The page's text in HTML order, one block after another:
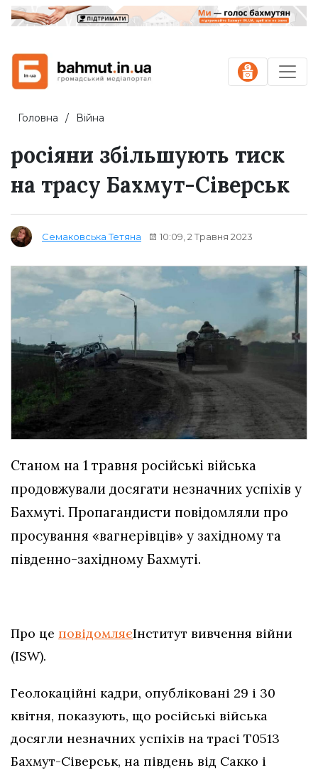
Головна Війна
росіяни збільшують тиск
на трасу Бахмут-Сіверськ
Семаковська Тетяна 10:09, 2 Травня 2023
Станом на 1 травня російські війська
продовжували досягати незначних успіхів у
Бахмуті. Пропагандисти повідомляли про
просування «вагнерівців» у західному та
південно-західному Бахмуті.
Про це повідомляєІнститут вивчення війни
(ISW).
Геолокаційні кадри, опубліковані 29 і 30
квітня, показують, що російські війська
досягли незначних успіхів на трасі T0513
Бахмут-Сіверськ, на південь від Сакко і